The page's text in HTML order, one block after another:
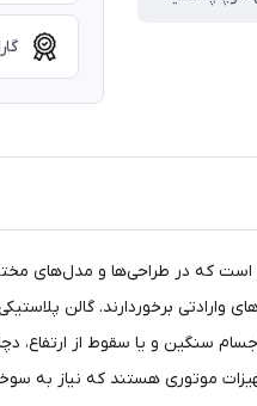
که در طراحی‌ها و مدل‌های
سنگین و یا سقوط از ارتفاع،
موتوری هستند که نیاز به سوخت